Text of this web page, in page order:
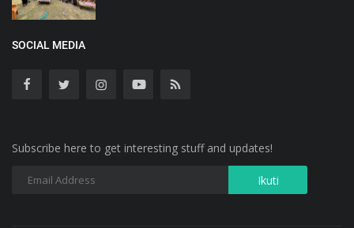
SOCIAL MEDIA
Subscribe here to get interesting stuff and updates!